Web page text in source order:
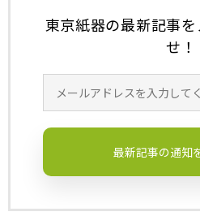
東京紙器の最新記事
せ！